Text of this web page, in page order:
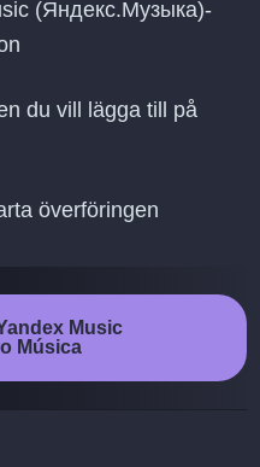
(Яндекс.Музыка)-
du vill lägga till på
överföringen
Music
Música